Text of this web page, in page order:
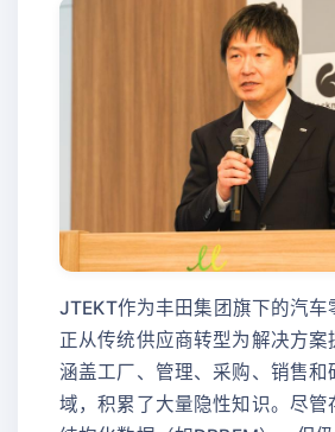
JTEKT作为丰田集团旗下的汽车
正从传统供应商转型为解决方案
涵盖工厂、管理、采购、销售和
域，积累了大量隐性知识。尽管